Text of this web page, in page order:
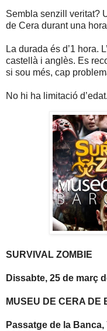
Sembla senzill veritat?
de Cera durant una
La durada és d’1 hora.
castellà i anglès. Es
si sou més, cap
No hi ha limitació d’edat.
SURVIVAL ZOMBIE
Dissabte, 25 de març
MUSEU DE CERA DE
Passatge de la Banca,